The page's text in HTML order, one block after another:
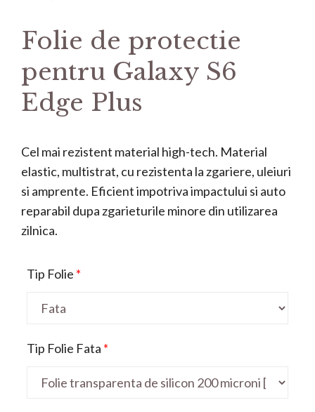
Folie de protectie
pentru Galaxy S6
Edge Plus
Cel mai rezistent material high-tech. Material
elastic, multistrat, cu rezistenta la zgariere, uleiuri
si amprente. Eficient impotriva impactului si auto
reparabil dupa zgarieturile minore din utilizarea
zilnica.
Tip Folie *
Tip Folie Fata *